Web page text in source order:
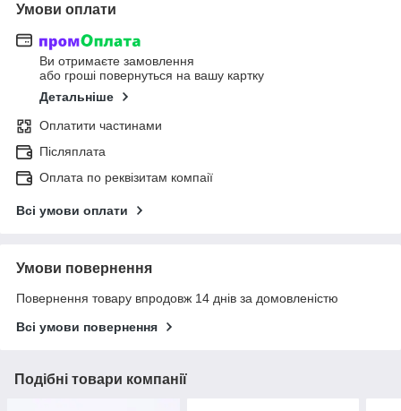
Умови оплати
Ви отримаєте замовлення
або гроші повернуться на вашу картку
Детальніше
Оплатити частинами
Післяплата
Оплата по реквізитам компаії
Всі умови оплати
Умови повернення
Повернення товару впродовж 14 днів за домовленістю
Всі умови повернення
Подібні товари компанії